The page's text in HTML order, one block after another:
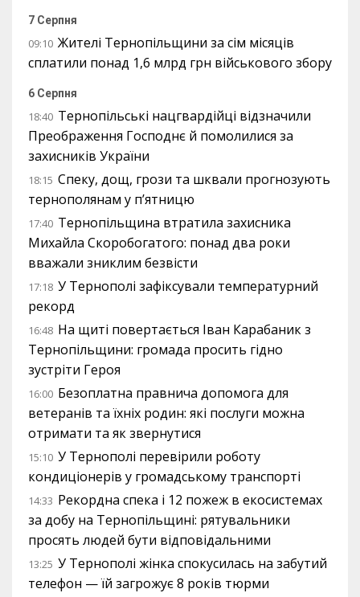
7 Серпня
09:10 Жителі Тернопільщини за сім місяців
сплатили понад 1,6 млрд грн військового збору
6 Серпня
18:40 Тернопільські нацгвардійці відзначили
Преображення Господнє й помолилися за
захисників України
18:15 Спеку, дощ, грози та шквали прогнозують
тернополянам у п’ятницю
17:40 Тернопільщина втратила захисника
Михайла Скоробогатого: понад два роки
вважали зниклим безвісти
17:18 У Тернополі зафіксували температурний
рекорд
16:48 На щиті повертається Іван Карабаник з
Тернопільщини: громада просить гідно
зустріти Героя
16:00 Безоплатна правнича допомога для
ветеранів та їхніх родин: які послуги можна
отримати та як звернутися
15:10 У Тернополі перевірили роботу
кондиціонерів у громадському транспорті
14:33 Рекордна спека і 12 пожеж в екосистемах
за добу на Тернопільщині: рятувальники
просять людей бути відповідальними
13:25 У Тернополі жінка спокусилась на забутий
телефон — їй загрожує 8 років тюрми